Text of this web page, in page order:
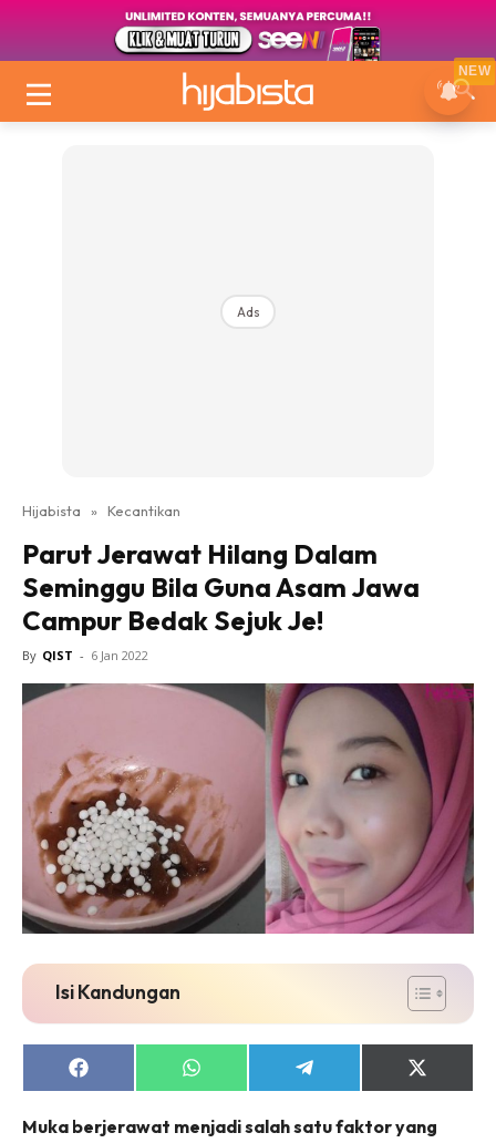
Ads
Hijabista » Kecantikan
Parut Jerawat Hilang Dalam
Seminggu Bila Guna Asam Jawa
Campur Bedak Sejuk Je!
By QIST - 6 Jan 2022
Isi Kandungan
Share
on
Share
on
Share
on
Share
on
(Twitter)
Muka berjerawat menjadi salah satu faktor yang
NEW